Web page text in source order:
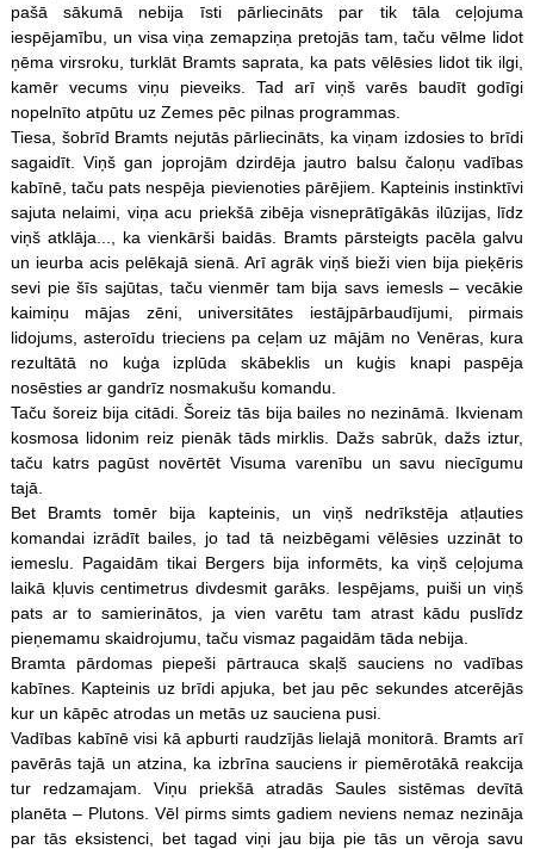
pašā sākumā nebija īsti pārliecināts par tik tāla ceļojuma
iespējamību, un visa viņa zemapziņa pretojās tam, taču vēlme lidot
ņēma virsroku, turklāt Bramts saprata, ka pats vēlēsies lidot tik ilgi,
kamēr vecums viņu pieveiks. Tad arī viņš varēs baudīt godīgi
nopelnīto atpūtu uz Zemes pēc pilnas programmas.
Tiesa, šobrīd Bramts nejutās pārliecināts, ka viņam izdosies to brīdi
sagaidīt. Viņš gan joprojām dzirdēja jautro balsu čaloņu vadības
kabīnē, taču pats nespēja pievienoties pārējiem. Kapteinis instinktīvi
sajuta nelaimi, viņa acu priekšā zibēja visneprātīgākās ilūzijas, līdz
viņš atklāja..., ka vienkārši baidās. Bramts pārsteigts pacēla galvu
un ieurba acis pelēkajā sienā. Arī agrāk viņš bieži vien bija pieķēris
sevi pie šīs sajūtas, taču vienmēr tam bija savs iemesls – vecākie
kaimiņu mājas zēni, universitātes iestājpārbaudījumi, pirmais
lidojums, asteroīdu trieciens pa ceļam uz mājām no Venēras, kura
rezultātā no kuģa izplūda skābeklis un kuģis knapi paspēja
nosēsties ar gandrīz nosmakušu komandu.
Taču šoreiz bija citādi. Šoreiz tās bija bailes no nezināmā. Ikvienam
kosmosa lidonim reiz pienāk tāds mirklis. Dažs sabrūk, dažs iztur,
taču katrs pagūst novērtēt Visuma varenību un savu niecīgumu
tajā.
Bet Bramts tomēr bija kapteinis, un viņš nedrīkstēja atļauties
komandai izrādīt bailes, jo tad tā neizbēgami vēlēsies uzzināt to
iemeslu. Pagaidām tikai Bergers bija informēts, ka viņš ceļojuma
laikā kļuvis centimetrus divdesmit garāks. Iespējams, puiši un viņš
pats ar to samierinātos, ja vien varētu tam atrast kādu puslīdz
pieņemamu skaidrojumu, taču vismaz pagaidām tāda nebija.
Bramta pārdomas piepeši pārtrauca skaļš sauciens no vadības
kabīnes. Kapteinis uz brīdi apjuka, bet jau pēc sekundes atcerējās
kur un kāpēc atrodas un metās uz sauciena pusi.
Vadības kabīnē visi kā apburti raudzījās lielajā monitorā. Bramts arī
pavērās tajā un atzina, ka izbrīna sauciens ir piemērotākā reakcija
tur redzamajam. Viņu priekšā atradās Saules sistēmas devītā
planēta – Plutons. Vēl pirms simts gadiem neviens nemaz nezināja
par tās eksistenci, bet tagad viņi jau bija pie tās un vēroja savu